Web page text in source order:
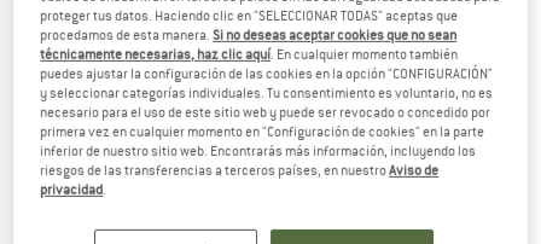
proteger tus datos. Haciendo clic en "SELECCIONAR TODAS" aceptas que
procedamos de esta manera.Si no deseas aceptar cookies que no sean
técnicamente necesarias, haz clic aquí. En cualquier momento también
puedes ajustar la configuración de las cookies en la opción "CONFIGURACIÓN"
y seleccionar categorías individuales. Tu consentimiento es voluntario, no es
necesario para el uso de este sitio web y puede ser revocado o concedido por
primera vez en cualquier momento en "Configuración de cookies" en la parte
inferior de nuestro sitio web. Encontrarás más información, incluyendo los
riesgos de las transferencias a terceros países, en nuestroAviso de
privacidad.